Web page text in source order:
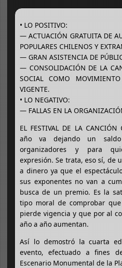
• LO POSITIVO:
— ACTUACIÓN GRATUITA DE
POPULARES CHILENOS Y
— GRAN ASISTENCIA DE
— CONSOLIDACIÓN DE LA
SOCIAL COMO
VIGENTE.
• LO NEGATIVO:
— FALLAS EN LA
EL FESTIVAL DE LA CANCIÓN
año va dejando un
organizadores y para
expresión. Se trata, eso sí, de
a dinero ya que el
sus exponentes no van a
busca de un premio. Es la
tipo moral de comprobar
pierde vigencia y que por al
año a año aumentan.
Así lo demostró la cuarta
evento, efectuado a fines
Escenario Monumental de la